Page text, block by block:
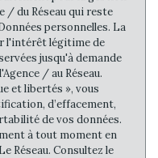
/ du Réseau qui reste
personnelles. La
l'intérêt légitime de
jusqu'à demande
/ au Réseau.
et libertés », vous
d’effacement,
de vos données.
à tout moment en
Réseau. Consultez le